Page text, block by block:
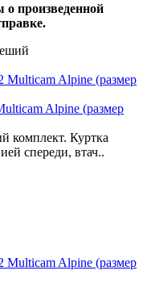
произведенной
Alpine (размер
комплект. Куртка
спереди, втач..